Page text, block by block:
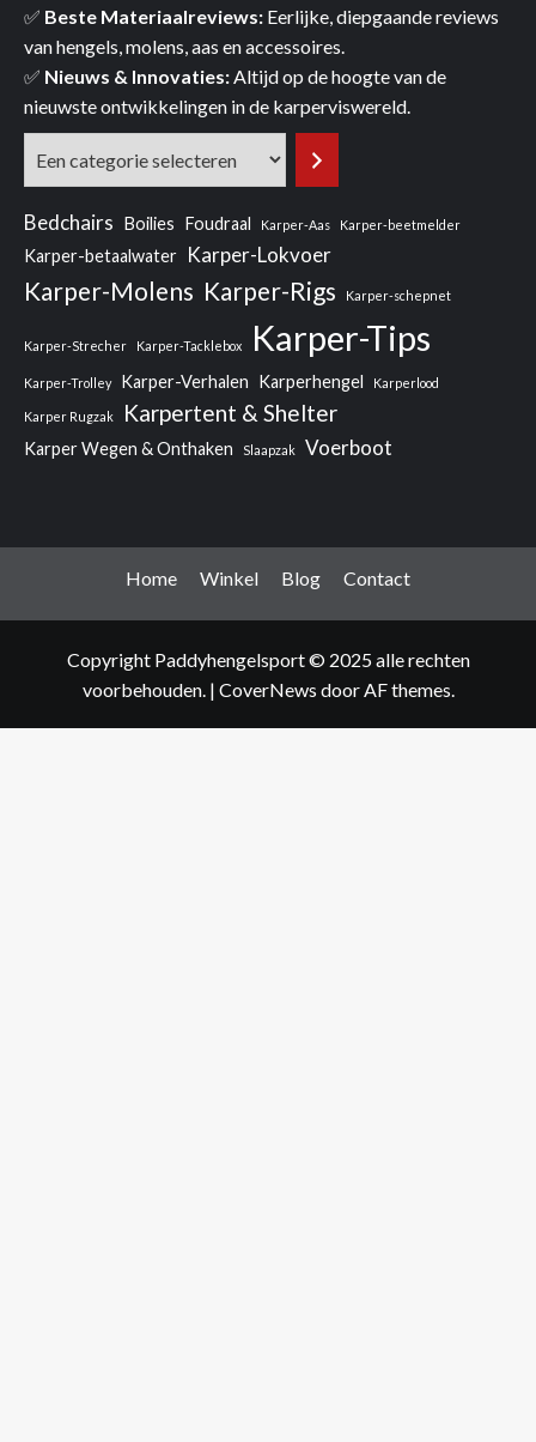
✅ Beste Materiaalreviews: Eerlijke, diepgaande reviews
van hengels, molens, aas en accessoires.
✅ Nieuws & Innovaties:Altijd op de hoogte van de
nieuwste ontwikkelingen in de karperviswereld.
categorie
Bedchairs Boilies Foudraal Karper-Aas Karper-beetmelder
Karper-betaalwater Karper-Lokvoer
Karper-Molens Karper-Rigs Karper-schepnet
Karper-Strecher Karper-Tacklebox Karper-Tips
Karper-Trolley Karper-Verhalen Karperhengel Karperlood
Karper Rugzak Karpertent & Shelter
Karper Wegen & Onthaken Slaapzak Voerboot
Home Winkel Blog Contact
Copyright Paddyhengelsport © 2025 alle rechten
voorbehouden. | CoverNews door AF themes.